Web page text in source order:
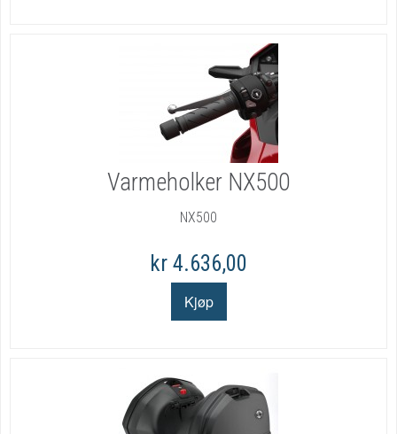
Varmeholker NX500
NX500
kr 4.636,00